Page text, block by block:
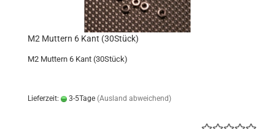
M2 Muttern 6 Kant (30Stück)
M2 Muttern 6 Kant (30Stück)
Lieferzeit: 3-5Tage (Ausland abweichend)